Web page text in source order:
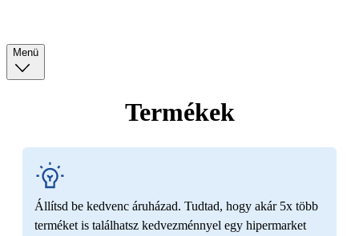
Menü
Termékek
Állítsd be kedvenc áruházad. Tudtad, hogy akár 5x több
terméket is találhatsz kedvezménnyel egy hipermarket